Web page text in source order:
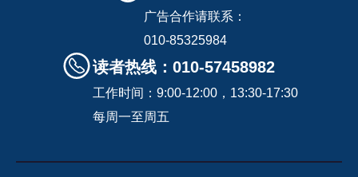
广告合作请联系：
010-85325984
读者热线：010-57458982
工作时间：9:00-12:00，13:30-17:30
每周一至周五